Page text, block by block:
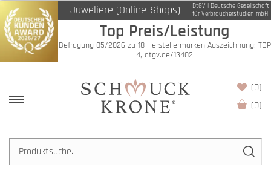
Juweliere (Online-Shops)
DtGV | Deutsche Gesellschaft
für Verbraucherstudien mbH
Top Preis/Leistung
Befragung 05/2026 zu 18 Herstellermarken Auszeichnung: TOP
4, dtgv.de/13402
(0)
(0)